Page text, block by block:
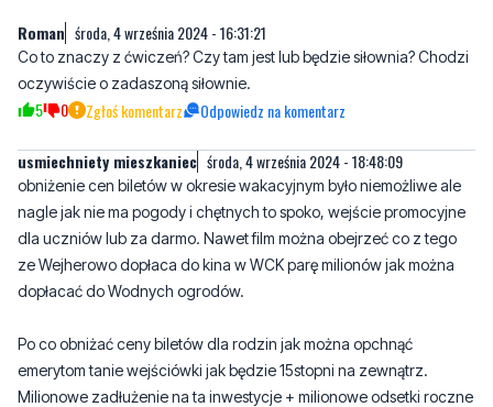
5 0 Zgłoś komentarz Odpowiedz na komentarz
usmiechniety mieszkaniec środa, 4 września 2024 - 18:48:09
obniżenie cen biletów w okresie wakacyjnym było niemożliwe ale
dla uczniów lub za darmo. Nawet film można obejrzeć co z tego
ze Wejherowo dopłaca do kina w WCK parę milionów jak można
dopłacać do Wodnych ogrodów.
Po co obniżać ceny biletów dla rodzin jak można opchnąć
emerytom tanie wejściówki jak będzie 15stopni na zewnątrz.
+ dopłaty do funkcjonowania.
Ale za to jest jedna mała sauna....i uwaga....ćwiczenia.